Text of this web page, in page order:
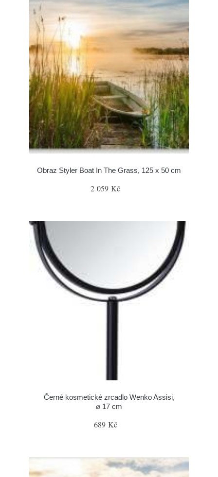
Obraz Styler Boat In The Grass, 125 x 50 cm
2 059 Kč
Černé kosmetické zrcadlo Wenko Assisi,
⌀ 17 cm
689 Kč